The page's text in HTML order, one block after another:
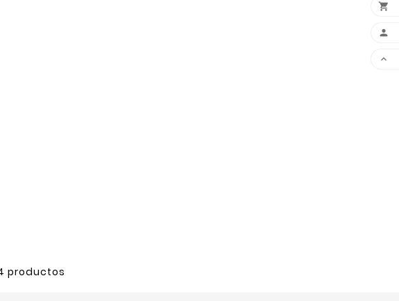
productos


